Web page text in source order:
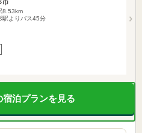
8.53km
駅よりバス45分
泊プランを見る